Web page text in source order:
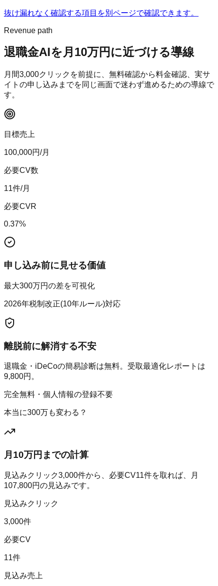
抜け漏れなく確認する項目を別ページで確認できます。
Revenue path
退職金AIを月10万円に近づける導線
月間3,000クリックを前提に、無料確認から料金確認、実サ
イトの申し込みまでを同じ画面で迷わず進めるための導線で
す。
目標売上
100,000円/月
必要CV数
11件/月
必要CVR
0.37%
申し込み前に見せる価値
最大300万円の差を可視化
2026年税制改正(10年ルール)対応
離脱前に解消する不安
退職金・iDeCoの簡易診断は無料。受取最適化レポートは
9,800円。
完全無料・個人情報の登録不要
本当に300万も変わる？
月10万円までの計算
見込みクリック3,000件から、必要CV11件を取れば、月
107,800円の見込みです。
見込みクリック
3,000件
必要CV
11件
見込み売上